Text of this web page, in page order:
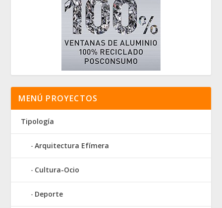
MENÚ PROYECTOS
Tipología
Arquitectura Efímera
Cultura-Ocio
Deporte